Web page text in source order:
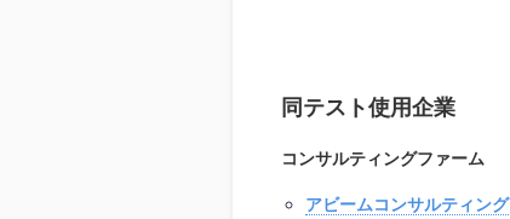
同テスト使用企業
コンサルティングファーム
アビームコンサルティング